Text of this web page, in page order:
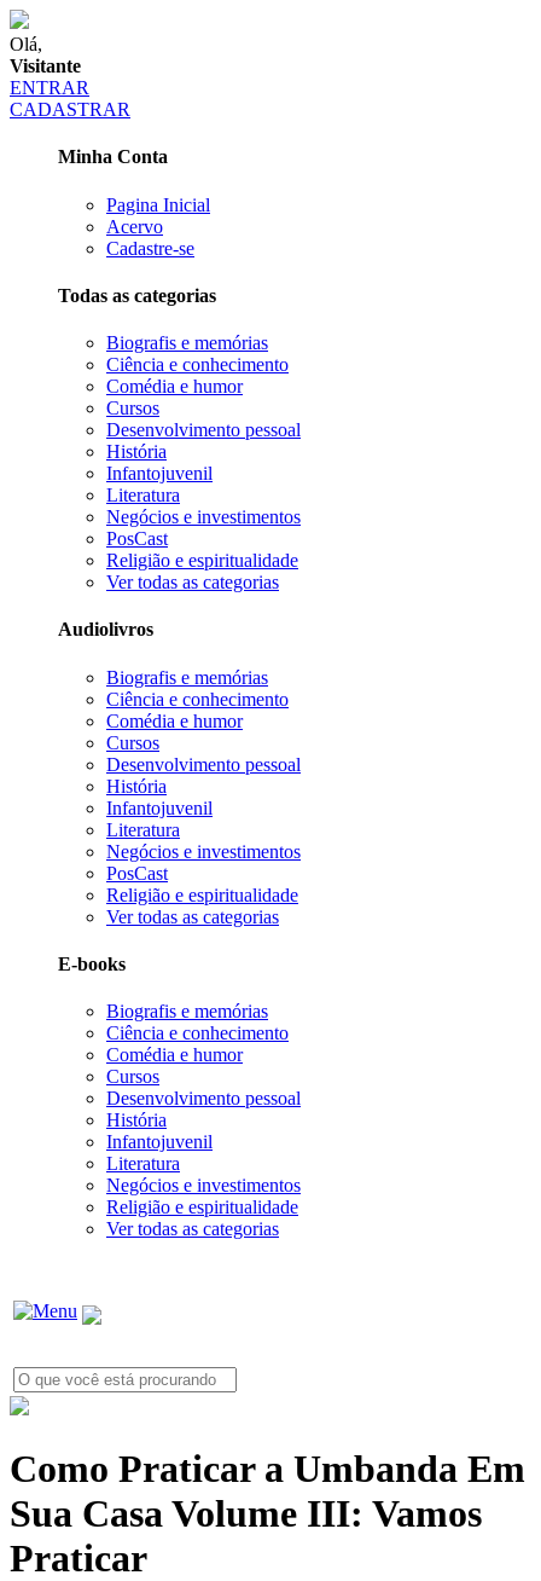
Olá,
Visitante
ENTRAR
CADASTRAR
Minha Conta
Pagina Inicial
Acervo
Cadastre-se
Todas as categorias
Biografis e memórias
Ciência e conhecimento
Comédia e humor
Cursos
Desenvolvimento pessoal
História
Infantojuvenil
Literatura
Negócios e investimentos
PosCast
Religião e espiritualidade
Ver todas as categorias
Audiolivros
Biografis e memórias
Ciência e conhecimento
Comédia e humor
Cursos
Desenvolvimento pessoal
História
Infantojuvenil
Literatura
Negócios e investimentos
PosCast
Religião e espiritualidade
Ver todas as categorias
E-books
Biografis e memórias
Ciência e conhecimento
Comédia e humor
Cursos
Desenvolvimento pessoal
História
Infantojuvenil
Literatura
Negócios e investimentos
Religião e espiritualidade
Ver todas as categorias
Como Praticar a Umbanda Em
Sua Casa Volume III: Vamos
Praticar